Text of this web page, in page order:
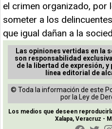
el crimen organizado, por
someter a los
que igual dañan a la
Las opiniones vertidas en la
son responsabilidad
de la libertad de expresión,
línea editorial de
© Toda la información de este
por la Ley de
Los medios que deseen
Xalapa, Veracruz -